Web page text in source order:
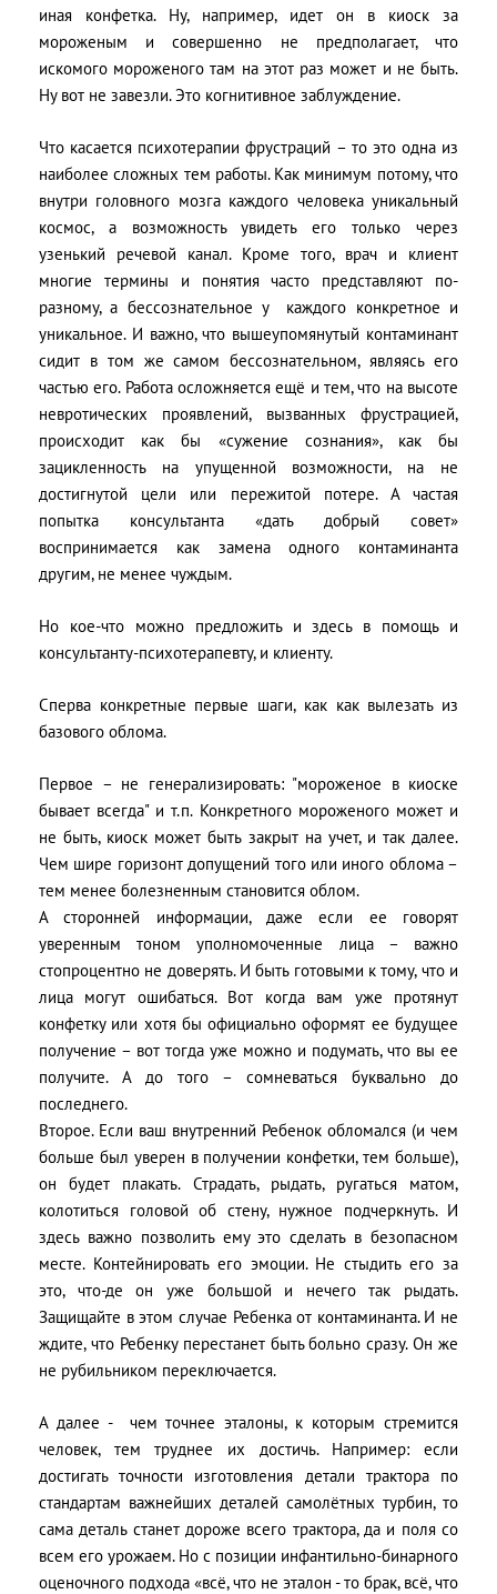
иная конфетка. Ну, например, идет он в киоск за
мороженым и совершенно не предполагает, что
искомого мороженого там на этот раз может и не быть.
Ну вот не завезли. Это когнитивное заблуждение.
Что касается психотерапии фрустраций – то это одна из
наиболее сложных тем работы. Как минимум потому, что
внутри головного мозга каждого человека уникальный
космос, а возможность увидеть его только через
узенький речевой канал. Кроме того, врач и клиент
многие термины и понятия часто представляют по-
разному, а бессознательное у каждого конкретное и
уникальное. И важно, что вышеупомянутый контаминант
сидит в том же самом бессознательном, являясь его
частью его. Работа осложняется ещё и тем, что на высоте
невротических проявлений, вызванных фрустрацией,
происходит как бы «сужение сознания», как бы
зацикленность на упущенной возможности, на не
достигнутой цели или пережитой потере. А частая
попытка консультанта «дать добрый совет»
воспринимается как замена одного контаминанта
другим, не менее чуждым.
Но кое-что можно предложить и здесь в помощь и
консультанту-психотерапевту, и клиенту.
Сперва конкретные первые шаги, как как вылезать из
базового облома.
Первое – не генерализировать: "мороженое в киоске
бывает всегда" и т.п. Конкретного мороженого может и
не быть, киоск может быть закрыт на учет, и так далее.
Чем шире горизонт допущений того или иного облома –
тем менее болезненным становится облом.
А сторонней информации, даже если ее говорят
уверенным тоном уполномоченные лица – важно
стопроцентно не доверять. И быть готовыми к тому, что и
лица могут ошибаться. Вот когда вам уже протянут
конфетку или хотя бы официально оформят ее будущее
получение – вот тогда уже можно и подумать, что вы ее
получите. А до того – сомневаться буквально до
последнего.
Второе. Если ваш внутренний Ребенок обломался (и чем
больше был уверен в получении конфетки, тем больше),
он будет плакать. Страдать, рыдать, ругаться матом,
колотиться головой об стену, нужное подчеркнуть. И
здесь важно позволить ему это сделать в безопасном
месте. Контейнировать его эмоции. Не стыдить его за
это, что-де он уже большой и нечего так рыдать.
Защищайте в этом случае Ребенка от контаминанта. И не
ждите, что Ребенку перестанет быть больно сразу. Он же
не рубильником переключается.
А далее - чем точнее эталоны, к которым стремится
человек, тем труднее их достичь. Например: если
достигать точности изготовления детали трактора по
стандартам важнейших деталей самолётных турбин, то
сама деталь станет дороже всего трактора, да и поля со
всем его урожаем. Но с позиции инфантильно-бинарного
оценочного подхода «всё, что не эталон - то брак, всё, что